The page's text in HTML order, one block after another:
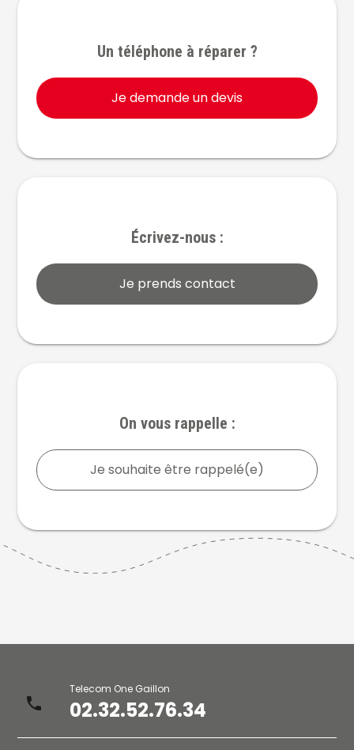
Un téléphone à réparer ?
Je demande un devis
Écrivez-nous :
Je prends contact
On vous rappelle :
Je souhaite être rappelé(e)
phone
Telecom One Gaillon
02.32.52.76.34